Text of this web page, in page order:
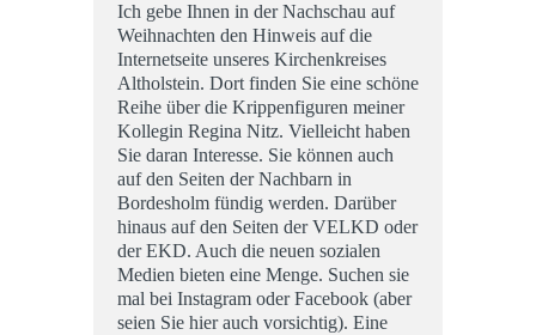
Ich gebe Ihnen in der Nachschau auf
Weihnachten den Hinweis auf die
Internetseite unseres Kirchenkreises
Altholstein. Dort finden Sie eine schöne
Reihe über die Krippenfiguren meiner
Kollegin Regina Nitz. Vielleicht haben
Sie daran Interesse. Sie können auch
auf den Seiten der Nachbarn in
Bordesholm fündig werden. Darüber
hinaus auf den Seiten der VELKD oder
der EKD. Auch die neuen sozialen
Medien bieten eine Menge. Suchen sie
mal bei Instagram oder Facebook (aber
seien Sie hier auch vorsichtig). Eine